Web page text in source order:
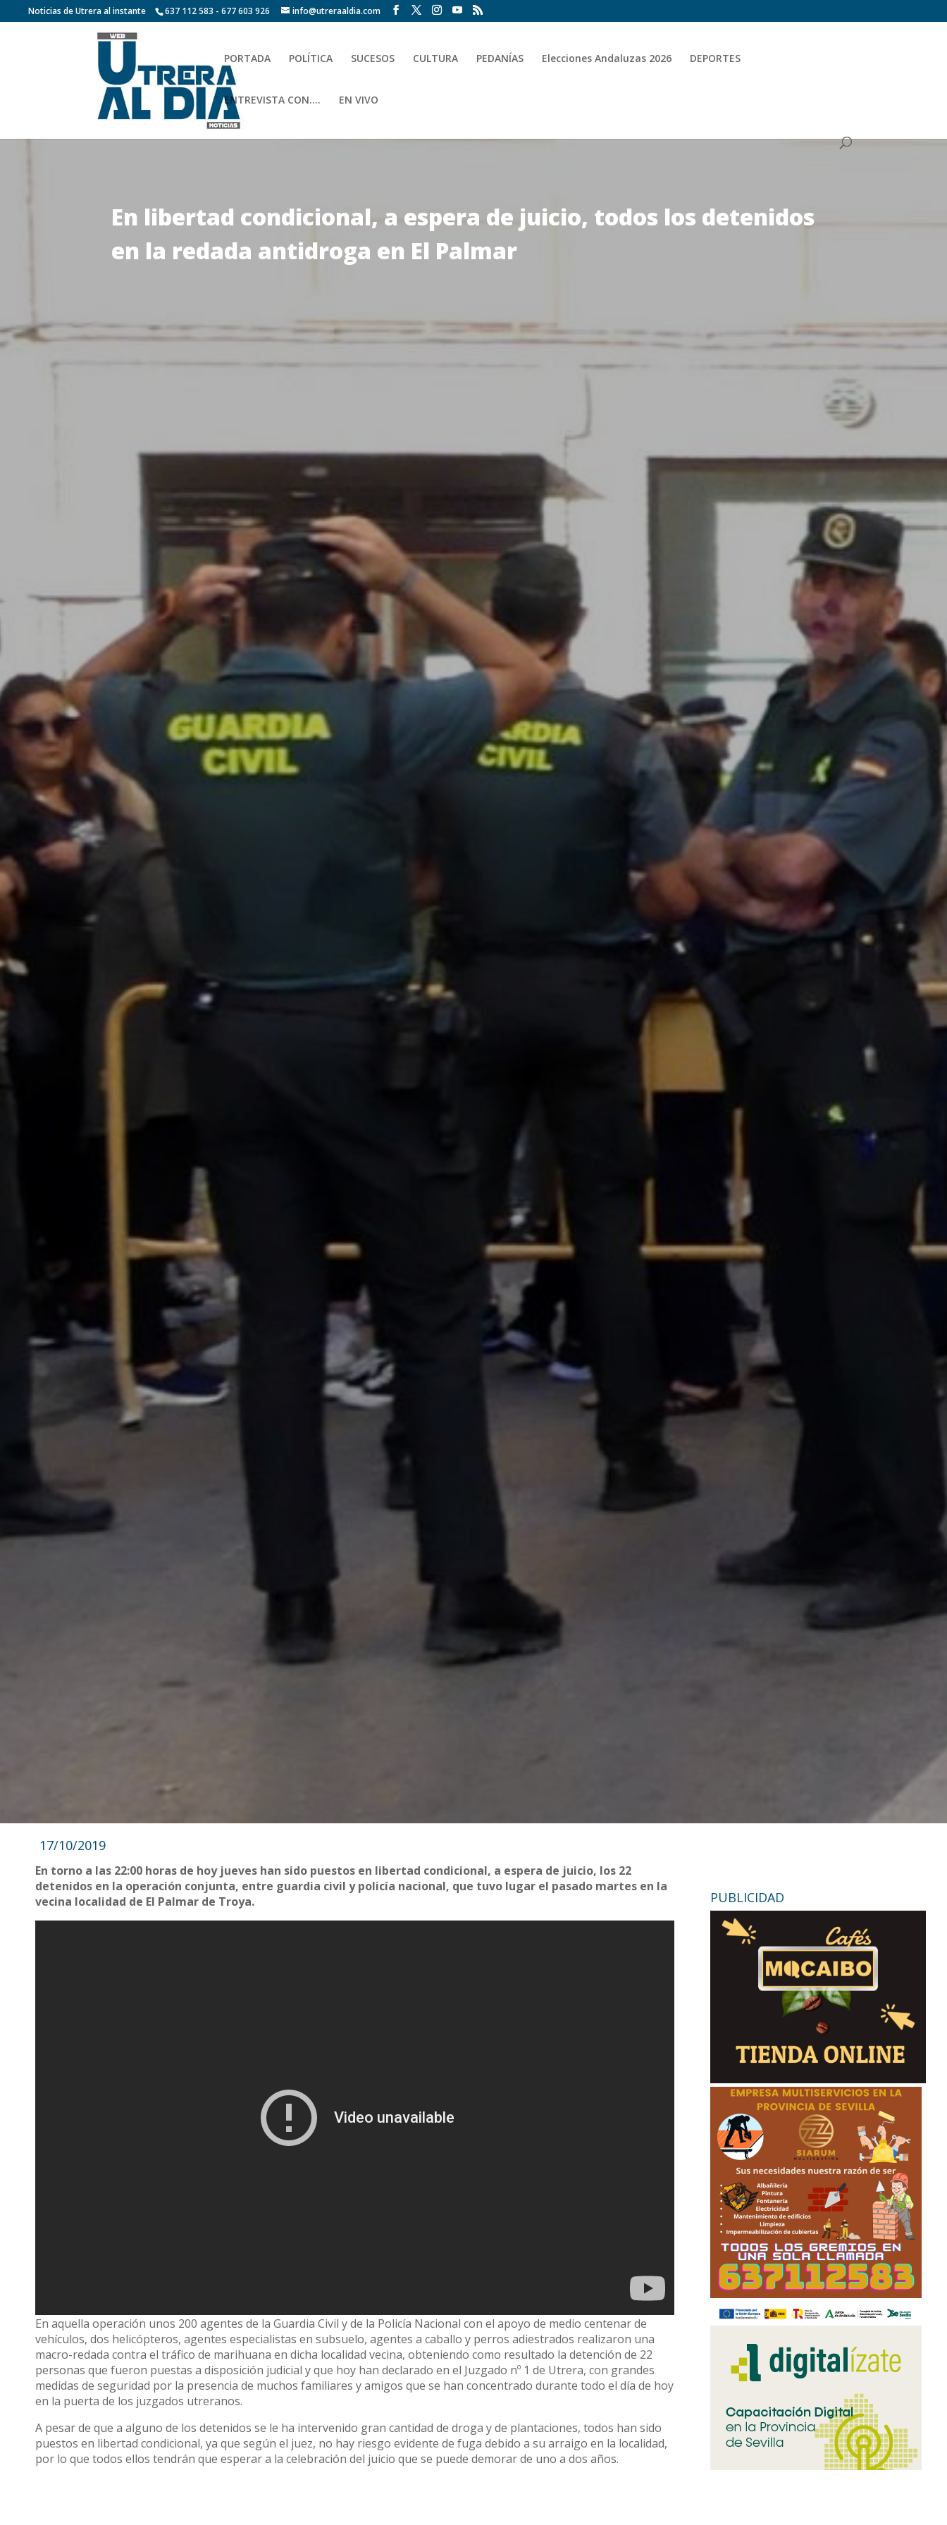
Noticias de Utrera al instante 637 112 583 - 677 603 926 info@utreraaldia.com
PORTADA POLÍTICA SUCESOS CULTURA PEDANÍAS Elecciones Andaluzas 2026 DEPORTES
ENTREVISTA CON…. EN VIVO
En libertad condicional, a espera de juicio, todos los detenidos
en la redada antidroga en El Palmar
17/10/2019
En torno a las 22:00 horas de hoy jueves han sido puestos en libertad condicional, a espera de juicio, los 22
detenidos en la operación conjunta, entre guardia civil y policía nacional, que tuvo lugar el pasado martes en la
vecina localidad de El Palmar de Troya.
En aquella operación unos 200 agentes de la Guardia Civil y de la Policía Nacional con el apoyo de medio centenar de
vehículos, dos helicópteros, agentes especialistas en subsuelo, agentes a caballo y perros adiestrados realizaron una
macro-redada contra el tráfico de marihuana en dicha localidad vecina, obteniendo como resultado la detención de 22
personas que fueron puestas a disposición judicial y que hoy han declarado en el Juzgado nº 1 de Utrera, con grandes
medidas de seguridad por la presencia de muchos familiares y amigos que se han concentrado durante todo el día de hoy
en la puerta de los juzgados utreranos.
A pesar de que a alguno de los detenidos se le ha intervenido gran cantidad de droga y de plantaciones, todos han sido
puestos en libertad condicional, ya que según el juez, no hay riesgo evidente de fuga debido a su arraigo en la localidad,
por lo que todos ellos tendrán que esperar a la celebración del juicio que se puede demorar de uno a dos años.
PUBLICIDAD